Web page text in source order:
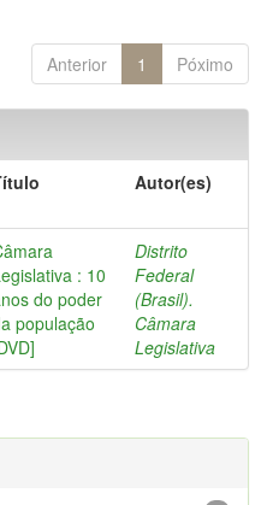
Anterior 1 Póximo
Autor(es)
: 10
do poder
população
Distrito
Federal
(Brasil).
Câmara
Legislativa